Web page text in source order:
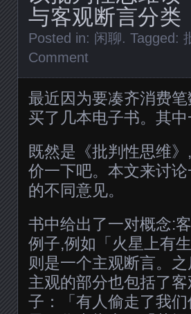
与客观断言分类
Posted in: 闲聊. Tagged:
Comment
最近因为要凑齐消费
买了几本电子书。其
既然是《批判性思维
价一下吧。本文来讨
的不同意见。
书中给出了一对概念:
例子,例如「火星上有
则是一个主观断言。
主观的部分也包括了
子：「有人偷走了我